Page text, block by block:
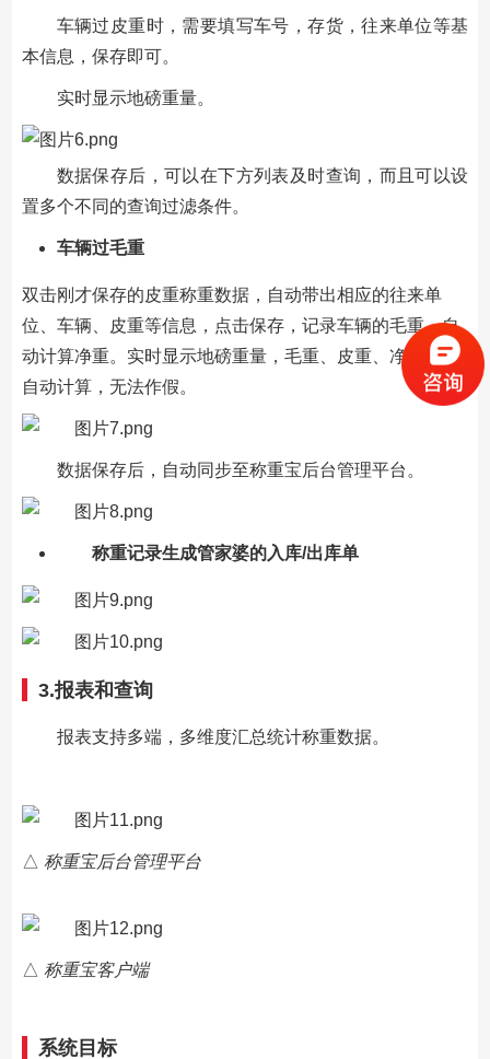
车辆过皮重时，需要填写车号，存货，往来单位等基
本信息，保存即可。
实时显示地磅重量。
数据保存后，可以在下方列表及时查询，而且可以设
置多个不同的查询过滤条件。
车辆过毛重
双击刚才保存的皮重称重数据，自动带出相应的往来单
位、车辆、皮重等信息，点击保存，记录车辆的毛重，自
动计算净重。实时显示地磅重量，毛重、皮重、净重系统
自动计算，无法作假。
数据保存后，自动同步至称重宝后台管理平台。
称重记录生成管家婆的入库/出库单
3.报表和查询
报表支持多端，多维度汇总统计称重数据。
△ 称重宝后台管理平台
△ 称重宝客户端
系统目标